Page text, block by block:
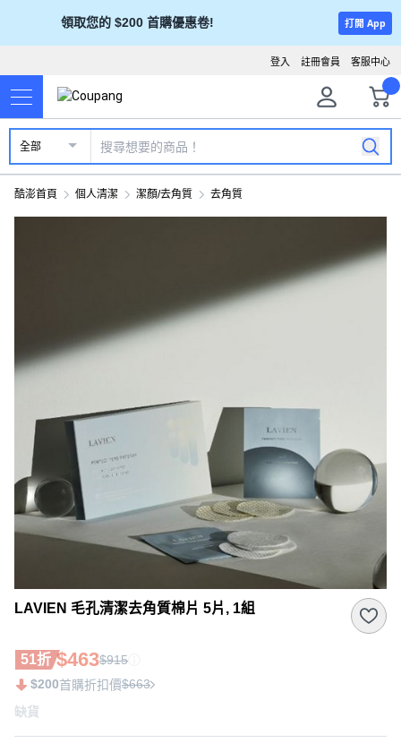
領取您的 $200 首購優惠卷! 打開 App
客服中心
註冊會員
登入
全部
酷澎首頁 個人清潔 潔顏/去角質 去角質
LAVIEN 毛孔清潔去角質棉片 5片, 1組
51折 $463$915
$200首購折扣價$663
缺貨